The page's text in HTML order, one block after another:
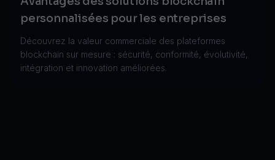
personnalisées pour les entreprises
Découvrez la valeur commerciale des plateformes
blockchain sur mesure : sécurité, conformité, évolutivité,
intégration et innovation améliorées.